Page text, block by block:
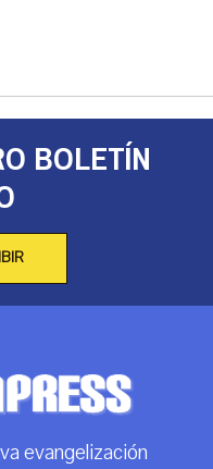
BOLETÍN
evangelización